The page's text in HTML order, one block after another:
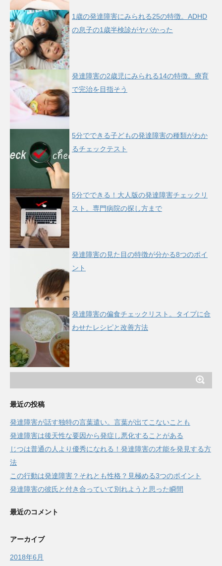
1歳の発達障害にみられる25の特徴。ADHD
の息子の1歳半検診がヤバかった
発達障害の2歳児にみられる14の特徴。療育
で完治を目指そう
5分でできる子どもの発達障害の種類がわか
るチェックテスト
5分でできる！大人版の発達障害チェックリ
スト。専門病院の探し方まで
発達障害の見た目の特徴が分かる8つのポイ
ント
発達障害の偏食チェックリスト。タイプに合
わせたレシピと改善方法
最近の投稿
発達障害が話す独特の言葉遣い。言葉が出てこないことも
発達障害は後天性な要因から発症し悪化することがある
じつは普通の人より優秀になれる！発達障害の才能を発見する方
法
この行動は発達障害？それとも性格？見極める3つのポイント
発達障害の彼氏と付き合っていて別れようと思った瞬間
最近のコメント
アーカイブ
2018年6月